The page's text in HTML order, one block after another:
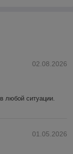
02.08.2026
любой ситуации.
01.05.2026